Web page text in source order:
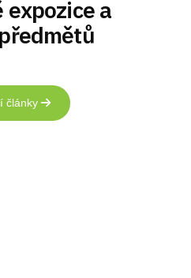
expozice a
články